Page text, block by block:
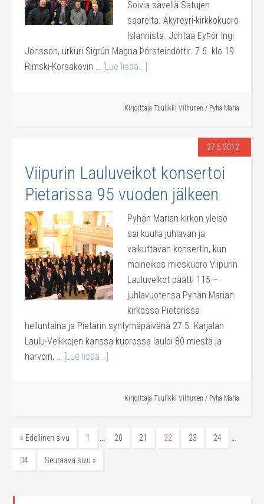
Soivia säveliä Satujen
saarelta. Akyreyri-kirkkokuoro
Islannista. Johtaa EyÞór Ingi
Jónsson, urkuri Sigrún Magna Þórsteindóttir. 7.6. klo 19
Rimski-Korsakovin … [Lue lisää...]
Kirjoittaja Tuulikki Vilhunen / Pyhä Maria
27.5.2012
Viipurin Lauluveikot konsertoi
Pietarissa 95 vuoden jälkeen
Pyhän Marian kirkon yleisö
sai kuulla juhlavan ja
vaikuttavan konsertin, kun
maineikas mieskuoro Viipurin
Lauluveikot päätti 115 –
juhlavuotensa Pyhän Marian
kirkossa Pietarissa
helluntaina ja Pietarin syntymäpäivänä 27.5. Karjalan
Laulu-Veikkojen kanssa kuorossa lauloi 80 miestä ja
harvoin, … [Lue lisää...]
Kirjoittaja Tuulikki Vilhunen / Pyhä Maria
« Edellinen sivu 1 … 20 21 22 23 24 …
34 Seuraava sivu »